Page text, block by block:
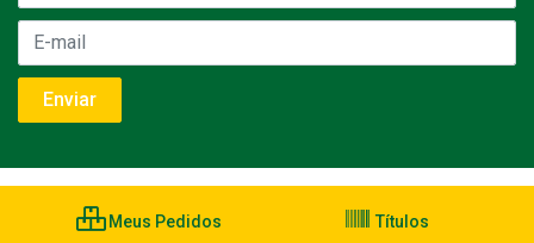
Meus Pedidos Títulos